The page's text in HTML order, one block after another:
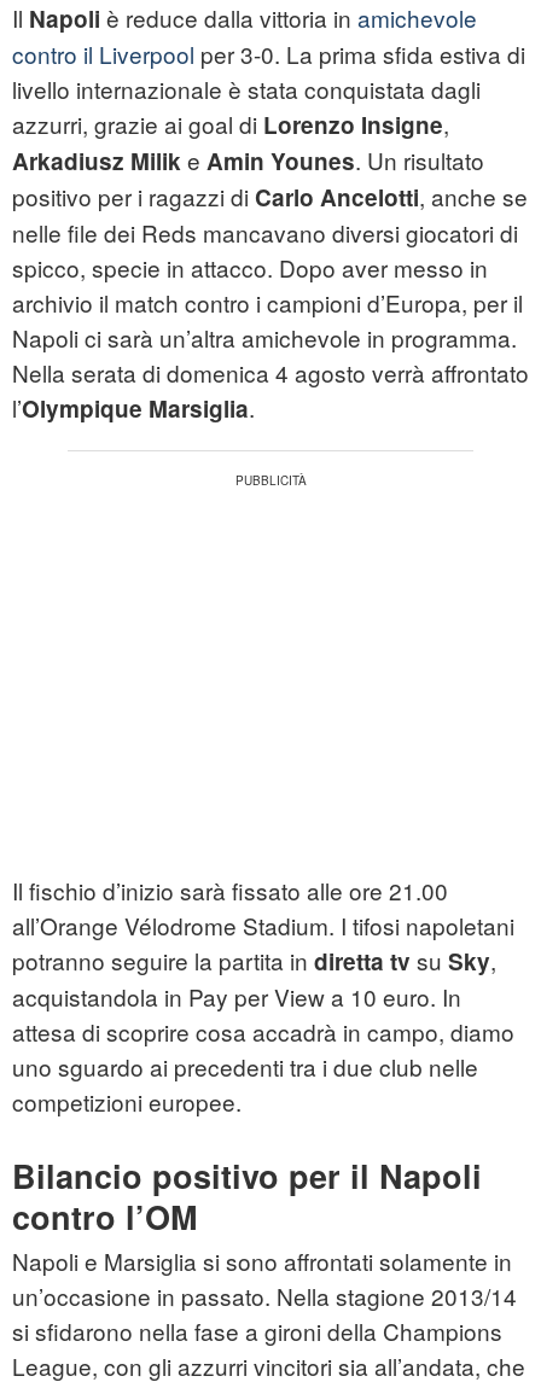
Il Napoli è reduce dalla vittoria in amichevole
contro il Liverpool per 3-0. La prima sfida estiva di
livello internazionale è stata conquistata dagli
azzurri, grazie ai goal di Lorenzo Insigne,
Arkadiusz Milike Amin Younes. Un risultato
positivo per i ragazzi di Carlo Ancelotti, anche se
nelle file dei Reds mancavano diversi giocatori di
spicco, specie in attacco. Dopo aver messo in
archivio il match contro i campioni d’Europa, per il
Napoli ci sarà un’altra amichevole in programma.
Nella serata di domenica 4 agosto verrà affrontato
l’Olympique Marsiglia.
Il fischio d’inizio sarà fissato alle ore 21.00
all’Orange Vélodrome Stadium. I tifosi napoletani
potranno seguire la partita in diretta tv su Sky,
acquistandola in Pay per View a 10 euro. In
attesa di scoprire cosa accadrà in campo, diamo
uno sguardo ai precedenti tra i due club nelle
competizioni europee.
Bilancio positivo per il Napoli
contro l’OM
Napoli e Marsiglia si sono affrontati solamente in
un’occasione in passato. Nella stagione 2013/14
si sfidarono nella fase a gironi della Champions
League, con gli azzurri vincitori sia all’andata, che